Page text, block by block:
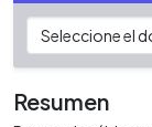
Resumen